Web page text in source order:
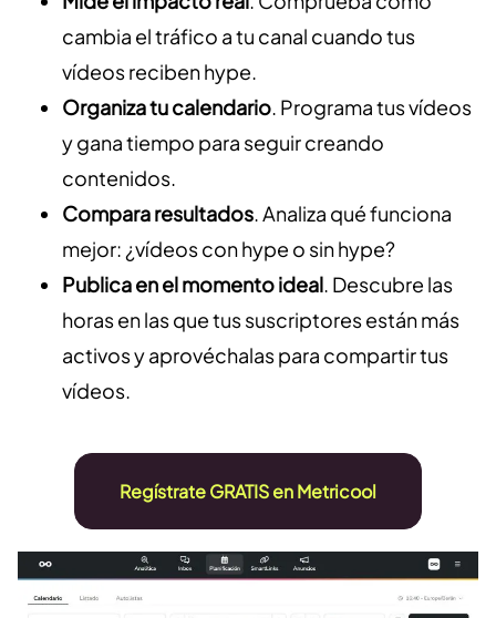
cambia el tráfico a tu canal cuando tus
vídeos reciben hype.
Organiza tu calendario. Programa tus vídeos
y gana tiempo para seguir creando
contenidos.
Compara resultados. Analiza qué funciona
mejor: ¿vídeos con hype o sin hype?
Publica en el momento ideal. Descubre las
horas en las que tus suscriptores están más
activos y aprovéchalas para compartir tus
vídeos.
Regístrate GRATIS en Metricool